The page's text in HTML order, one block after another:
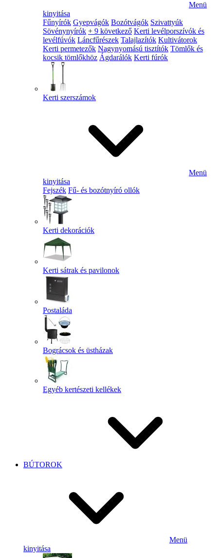
Menü
kinyitása
Fűnyírók Gyepvágók Bozótvágók Szivattyúk
Sövénynyírók + 9 következő Kerti levélporszívók és
levélfúvók Láncfűrészek Talajlazítók Kultivátorok
Kerti permetezők Nagynyomású tisztítók Tömlők és
kocsik tömlőkhöz Ágdarálók Kerti fúrók
Kerti szerszámok
Menü
kinyitása
Fejszék Fű- és bozótnyíró ollók
Kerti dekorációk
Kerti sátrak és pavilonok
Postaláda
Bográcsok és üstházak
Egyéb kertészeti kellékek
BÚTOROK
Menü
kinyitása